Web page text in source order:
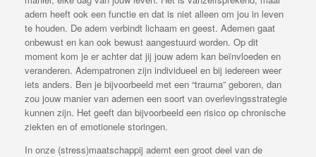
adem heeft ook een functie en dat is niet alleen om jou in leven
te houden. De adem verbindt lichaam en geest. Ademen gaat
onbewust en kan ook bewust aangestuurd worden. Op dit
moment kom je er achter dat jij jouw adem kan beïnvloeden en
veranderen. Adempatronen zijn individueel en bij iedereen weer
iets anders. Ben je bijvoorbeeld met een “trauma” geboren, dan
zou jouw manier van ademen een soort van overlevingsstrategie
kunnen zijn. Het geeft dan bijvoorbeeld een risico op chronische
ziekten en of emotionele storingen.
In onze (stress)maatschappij ademt een groot deel van de